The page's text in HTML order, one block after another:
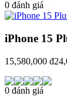
0 đánh giá
iPhone 15
15,580,000 đ
0 đánh giá